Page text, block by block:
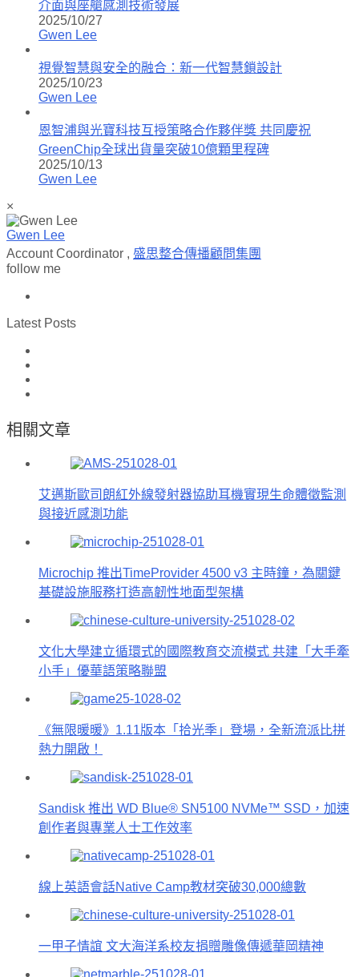
介面與座艙感測技術發展
2025/10/27
Gwen Lee
視覺智慧與安全的融合：新一代智慧鎖設計
2025/10/23
Gwen Lee
恩智浦與光寶科技互授策略合作夥伴獎 共同慶祝
GreenChip全球出貨量突破10億顆里程碑
2025/10/13
Gwen Lee
×
Gwen Lee
Account Coordinator , 盛思整合傳播顧問集團
follow me
Latest Posts
相關文章
艾邁斯歐司朗紅外線發射器協助耳機實現生命體徵監測
與接近感測功能
Microchip 推出TimeProvider 4500 v3 主時鐘，為關鍵
基礎設施服務打造高韌性地面型架構
文化大學建立循環式的國際教育交流模式 共建「大手牽
小手」優華語策略聯盟
《無限暖暖》1.11版本「拾光季」登場，全新流派比拼
熱力開啟！
Sandisk 推出 WD Blue® SN5100 NVMe™ SSD，加速
創作者與專業人士工作效率
線上英語會話Native Camp教材突破30,000總數
一甲子情誼 文大海洋系校友捐贈雕像傳遞華岡精神